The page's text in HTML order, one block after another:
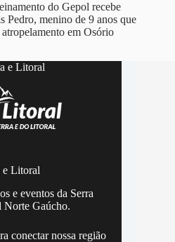
do Gepol recebe
Pedro, menino de 9 anos que
em Osório
e Litoral
e Litoral
e eventos da Serra
Norte Gaúcho.
conectar nossa região